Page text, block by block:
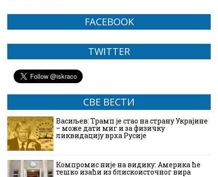
FACEBOOK
TWITTER
СВЕ ВЕСТИ
Васиљев: Трамп је стао на страну Украјине
– може дати миг и за физичку
ликвидацију врха Русије
Компромис није на видику: Америка ће
тешко изаћи из блискоисточног вира